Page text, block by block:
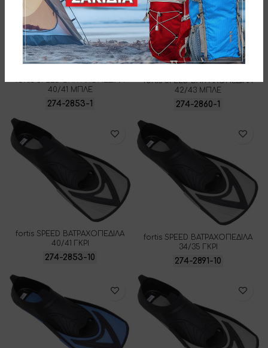
fortis SPEED ΒΑΤΡΑΧΟΠΕΔΙΛΑ
40/41 ΜΠΛΕ
274-2853-1
fortis SPEED ΒΑΤΡΑΧΟΠΕΔΙΛΑ
42/43 ΜΠΛΕ
274-2860-1
fortis SPEED ΒΑΤΡΑΧΟΠΕΔΙΛΑ
40/41 ΓΚΡΙ
274-2853-10
fortis SPEED ΒΑΤΡΑΧΟΠΕΔΙΛΑ
34/35 ΓΚΡΙ
274-2891-10